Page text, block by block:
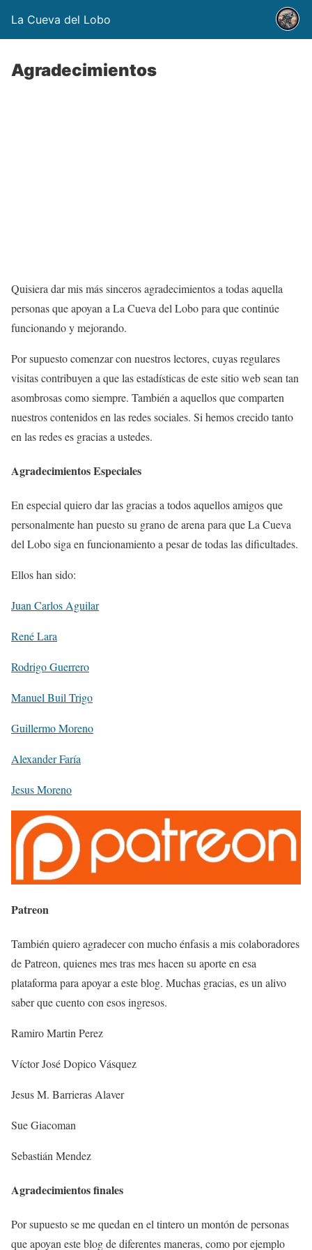
La Cueva del Lobo
Agradecimientos
Quisiera dar mis más sinceros agradecimientos a todas aquella
personas que apoyan a La Cueva del Lobo para que continúe
funcionando y mejorando.
Por supuesto comenzar con nuestros lectores, cuyas regulares
visitas contribuyen a que las estadísticas de este sitio web sean tan
asombrosas como siempre. También a aquellos que comparten
nuestros contenidos en las redes sociales. Si hemos crecido tanto
en las redes es gracias a ustedes.
Agradecimientos Especiales
En especial quiero dar las gracias a todos aquellos amigos que
personalmente han puesto su grano de arena para que La Cueva
del Lobo siga en funcionamiento a pesar de todas las dificultades.
Ellos han sido:
Juan Carlos Aguilar
René Lara
Rodrigo Guerrero
Manuel Buil Trigo
Guillermo Moreno
Alexander Faría
Jesus Moreno
Patreon
También quiero agradecer con mucho énfasis a mis colaboradores
de Patreon, quienes mes tras mes hacen su aporte en esa
plataforma para apoyar a este blog. Muchas gracias, es un alivo
saber que cuento con esos ingresos.
Ramiro Martin Perez
Víctor José Dopico Vásquez
Jesus M. Barrieras Alaver
Sue Giacoman
Sebastián Mendez
Agradecimientos finales
Por supuesto se me quedan en el tintero un montón de personas
que apoyan este blog de diferentes maneras, como por ejemplo